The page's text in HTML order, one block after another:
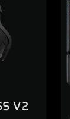
V2